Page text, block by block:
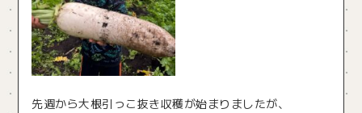
先週から大根引っこ抜き収穫が始まりましたが、